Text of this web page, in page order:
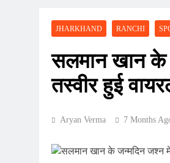
JHARKHAND RANCHI
सलमान खान के
तस्वीर हुई
Aryan Verma 7 Months